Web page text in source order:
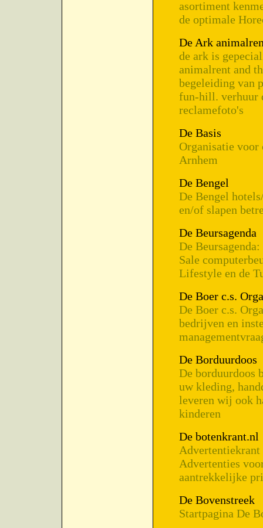
asortiment
de optimale
De Ark
de ark is
animalrent and
begeleiding van
fun-hill. verhuur
reclamefoto's
De Basis
Organisatie
Arnhem
De Bengel
De Bengel
en/of slapen
De Beursagenda
De
Sale
Lifestyle en de
De Boer c.s.
De Boer c.s.
bedrijven en
De Borduurdoos
De borduurdoos
uw kleding,
leveren wij ook
kinderen
De botenkrant.nl
Advertenties
aantrekkelijke
De Bovenstreek
Startpagina De